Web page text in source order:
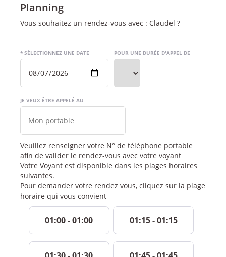
Planning
Vous souhaitez un rendez-vous avec : Claudel ?
* SÉLECTIONNEZ UNE DATE POUR UNE DURÉE D'APPEL DE
JE VEUX ÊTRE APPELÉ AU
Veuillez renseigner votre N° de téléphone portable
afin de valider le rendez-vous avec votre voyant
Votre Voyant est disponible dans les plages horaires
suivantes.
Pour demander votre rendez vous, cliquez sur la plage
horaire qui vous convient